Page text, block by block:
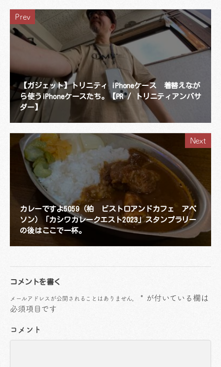
Prev
【ガジェット】トリニティ iPhoneケース 着替えなが
ら使うiPhoneケースたち。【PR / トリニティアンバサ
ダー】
Next
カレーですよ5059（柏 ビストロアンドカフェ アペ
ソン）「カシワカレークエスト2023」スタンプラリー
の後はここで一杯。
コメントを書く
メールアドレスが公開されることはありません。 * が付いている欄は
必須項目です
コメント